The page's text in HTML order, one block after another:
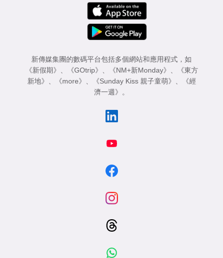
新傳媒集團的數碼平台包括多個網站和應用程式，如
《新假期》
《GOtrip》 《NM+新Monday》
《東方
新地》
《more》 《Sunday Kiss 親子童萌》
《經
濟一週》
。